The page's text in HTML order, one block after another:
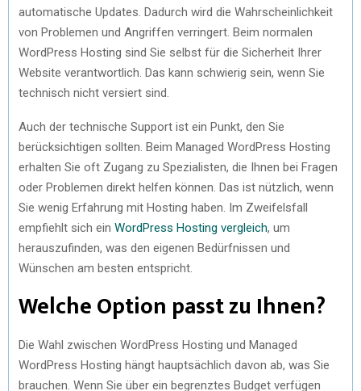
automatische Updates. Dadurch wird die Wahrscheinlichkeit
von Problemen und Angriffen verringert. Beim normalen
WordPress Hosting sind Sie selbst für die Sicherheit Ihrer
Website verantwortlich. Das kann schwierig sein, wenn Sie
technisch nicht versiert sind.
Auch der technische Support ist ein Punkt, den Sie
berücksichtigen sollten. Beim Managed WordPress Hosting
erhalten Sie oft Zugang zu Spezialisten, die Ihnen bei Fragen
oder Problemen direkt helfen können. Das ist nützlich, wenn
Sie wenig Erfahrung mit Hosting haben. Im Zweifelsfall
empfiehlt sich ein WordPress Hosting vergleich, um
herauszufinden, was den eigenen Bedürfnissen und
Wünschen am besten entspricht.
Welche Option passt zu Ihnen?
Die Wahl zwischen WordPress Hosting und Managed
WordPress Hosting hängt hauptsächlich davon ab, was Sie
brauchen. Wenn Sie über ein begrenztes Budget verfügen